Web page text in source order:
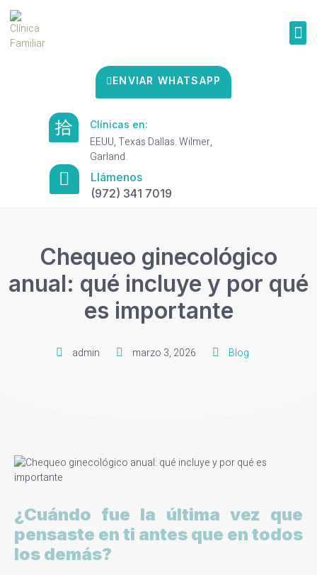
ENVIAR WHATSAPP
Clínicas en:
EEUU, Texas Dallas. Wilmer,
Garland.
Llámenos
(972) 341 7019
Chequeo ginecológico
anual: qué incluye y por qué
es importante
admin marzo 3, 2026 Blog
¿Cuándo fue la última vez que
pensaste en ti antes que en todos
los demás?